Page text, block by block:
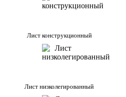
Лист конструкционный
Лист низколегированный